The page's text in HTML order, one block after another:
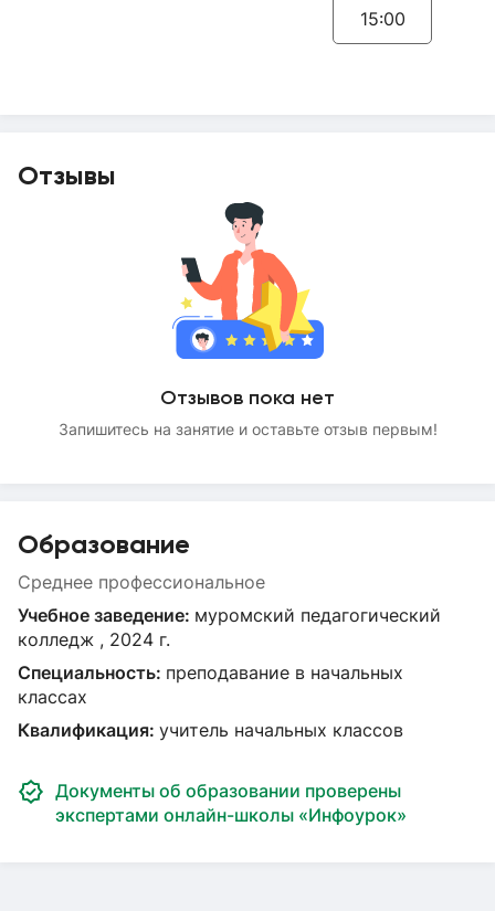
15:00
Отзывы
Отзывов пока нет
Запишитесь на занятие и оставьте отзыв первым!
Образование
Среднее профессиональное
Учебное заведение: муромский педагогический
колледж , 2024 г.
Специальность: преподавание в начальных
классах
Квалификация: учитель начальных классов
Документы об образовании проверены
экспертами онлайн-школы «Инфоурок»